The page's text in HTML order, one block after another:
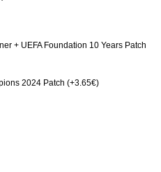
+ UEFA Foundation 10 Years Patch
2024 Patch (+3.65€)